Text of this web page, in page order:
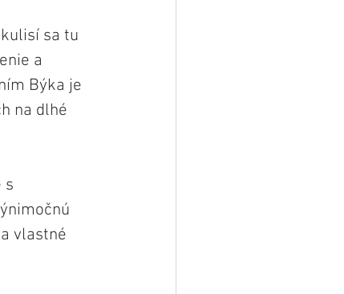
sa tu
a
Býka je
na dlhé
s
vlastné